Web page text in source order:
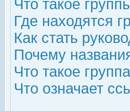
Что такое
Где находятся
Как стать
Почему
Что такое
Что означает